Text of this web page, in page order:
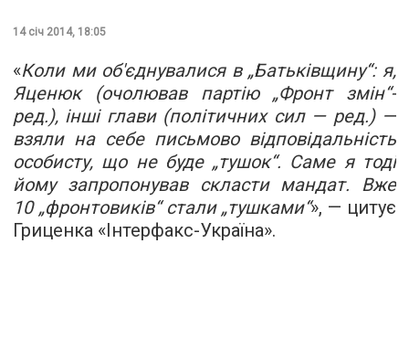
14 січ 2014, 18:05
«Коли ми об'єднувалися в „Батьківщину“: я,
Яценюк (очолював партію „Фронт змін“-
ред.), інші глави (політичних сил — ред.) —
взяли на себе письмово відповідальність
особисту, що не буде „тушок“. Саме я тоді
йому запропонував скласти мандат. Вже
10 „фронтовиків“ стали „тушками“», — цитує
Гриценка «Інтерфакс-Україна».